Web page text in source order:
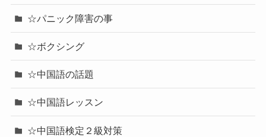
☆パニック障害の事
☆ボクシング
☆中国語の話題
☆中国語レッスン
☆中国語検定２級対策